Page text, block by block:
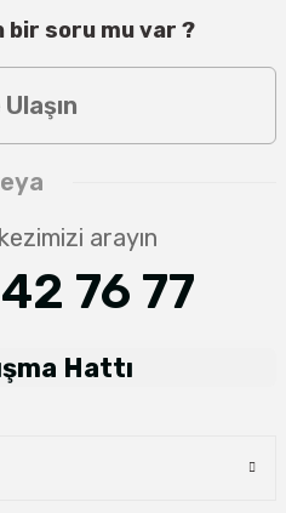
bir soru mu var ?
arayın
76 77
Hattı